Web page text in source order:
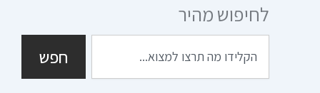
לחיפוש מהיר
חפש